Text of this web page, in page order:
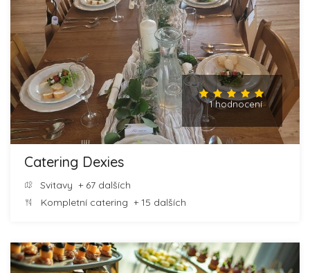
1 hodnocení
Catering Dexies
Svitavy + 67 dalších
Kompletní catering + 15 dalších